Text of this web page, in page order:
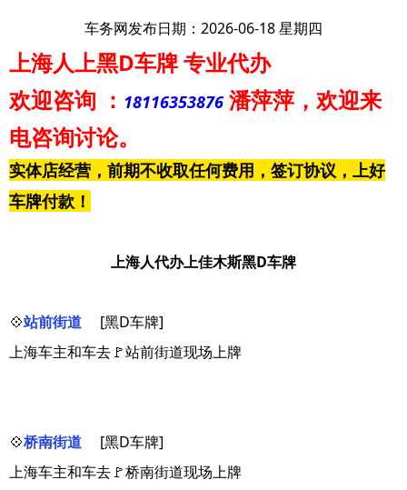
车务网发布日期：2026-06-18 星期四
上海人上黑D车牌专业代办
欢迎咨询 ： 18116353876 潘萍萍 ，欢迎来
电咨询讨论。
实体店经营，前期不收取任何费用，签订协议，上好
车牌付款！
上海人代办上佳木斯黑D车牌
💠站前街道
[黑D车牌]
上海车主和车去🚩站前街道现场上牌
💠桥南街道
[黑D车牌]
上海车主和车去🚩桥南街道现场上牌